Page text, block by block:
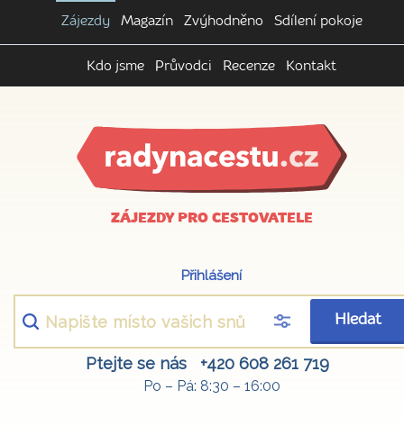
Zájezdy Magazín Zvýhodněno Sdílení pokoje
Kdo jsme Průvodci Recenze Kontakt
ZÁJEZDY PRO CESTOVATELE
Přihlášení
Hledat
Ptejte se nás +420 608 261 719
Po – Pá: 8:30 – 16:00